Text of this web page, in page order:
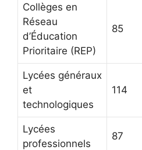
Collèges en
Réseau
d’Éducation
Prioritaire (REP)
85
Lycées généraux
et
technologiques
114
Lycées
professionnels
87